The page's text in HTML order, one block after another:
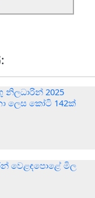
2025
ලෙස කෝටි 142ක්
වෙළඳපොළේ මිල